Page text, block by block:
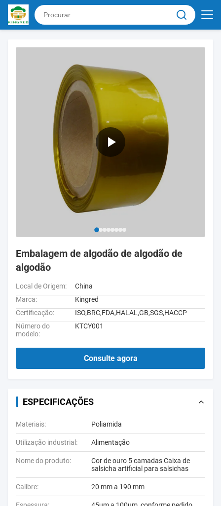
Embalagem de algodão de algodão de
algodão
Local de Origem:
China
Marca:
Kingred
Certificação:
ISO,BRC,FDA,HALAL,GB,SGS,HACCP
Número do
modelo:
KTCY001
Consulte agora
ESPECIFICAÇÕES
Materiais: Poliamida
Utilização industrial: Alimentação
Nome do produto:
Cor de ouro 5 camadas Caixa de
salsicha artificial para salsichas
Calibre: 20 mm a 190 mm